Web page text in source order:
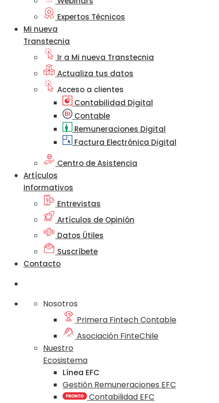
Expertos Técnicos
Mi nueva
Transtecnia
Ir a Mi nueva Transtecnia
Actualiza tus datos
Acceso a clientes
Contabilidad Digital
Contable
Remuneraciones Digital
Factura Electrónica Digital
Centro de Asistencia
Artículos
Informativos
Entrevistas
Artículos de Opinión
Datos Útiles
Suscríbete
Contacto
Nosotros
Primera Fintech Contable
Asociación FinteChile
Nuestro
Ecosistema
Línea EFC
Gestión Remuneraciones EFC
Contabilidad EFC